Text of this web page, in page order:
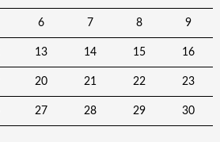
6 7 8 9
13 14 15 16
20 21 22 23
27 28 29 30